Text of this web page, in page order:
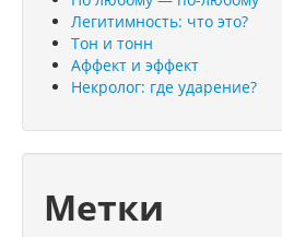
Легитимность: что это?
Тон и тонн
Аффект и эффект
Некролог: где ударение?
Метки